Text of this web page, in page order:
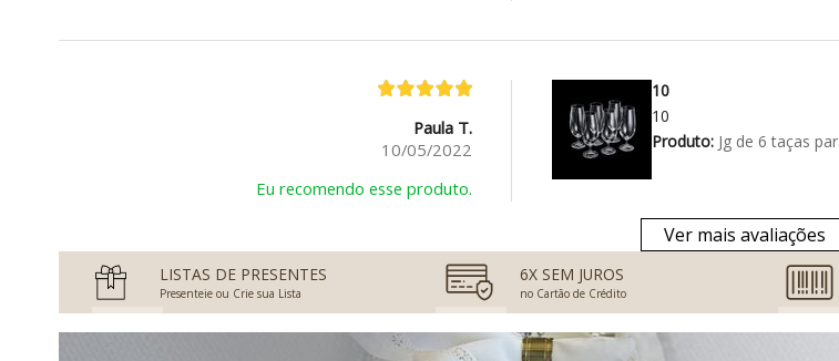
Paula T.
10/05/2022
Eu recomendo esse produto.
10
10
Produto:Jg de 6 taças
Ver mais avaliações
LISTAS DE PRESENTES
Presenteie ou Crie sua Lista
6X SEM JUROS
no Cartão de Crédito